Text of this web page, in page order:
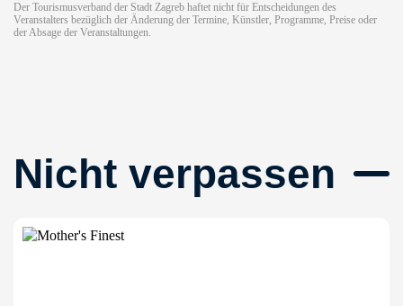
Der Tourismusverband der Stadt Zagreb haftet nicht für Entscheidungen des
Veranstalters bezüglich der Änderung der Termine, Künstler, Programme, Preise oder
der Absage der Veranstaltungen.
Nicht verpassen